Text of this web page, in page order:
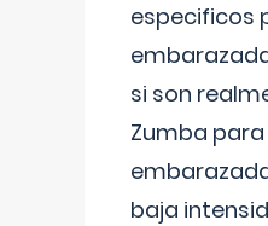
especificos
si son
Zumba para
baja